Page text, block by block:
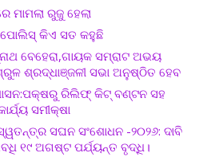
ମାମଲା ରୁଜୁ ହେଲା
ପୋଲିସ୍ କିଏ ସତ କହୁଛି
ବେହେରା,ଗାୟକ ସମ୍ରାଟ ଅଭୟ
ଶ୍ରଦ୍ଧାଞ୍ଜଳୀ ସଭା ଅନୁଷ୍ଠିତ ହେବ
ରିଲିଫ୍ କିଟ୍ ବଣ୍ଟନ ସହ
ସମୀକ୍ଷା
ସଘନ ସଂଶୋଧନ -୨୦୨୬: ଦାବି
୧୯ ଅଗଷ୍ଟ ପର୍ଯ୍ୟନ୍ତ ବୃଦ୍ଧି।